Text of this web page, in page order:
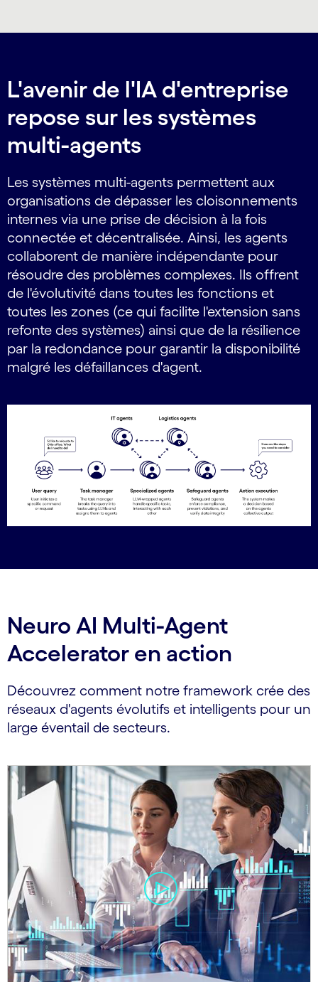
L'avenir de l'IA d'entreprise
repose sur les systèmes
multi-agents
Les systèmes multi-agents permettent aux
organisations de dépasser les cloisonnements
internes via une prise de décision à la fois
connectée et décentralisée. Ainsi, les agents
collaborent de manière indépendante pour
résoudre des problèmes complexes. Ils offrent
de l'évolutivité dans toutes les fonctions et
toutes les zones (ce qui facilite l'extension sans
refonte des systèmes) ainsi que de la résilience
par la redondance pour garantir la disponibilité
malgré les défaillances d'agent.
Neuro AI Multi-Agent
Accelerator en action
Découvrez comment notre framework crée des
réseaux d'agents évolutifs et intelligents pour un
large éventail de secteurs.